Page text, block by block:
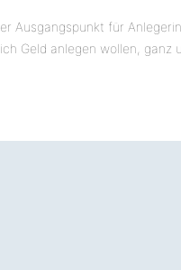
Ausgangspunkt für
Geld anlegen wollen, ganz